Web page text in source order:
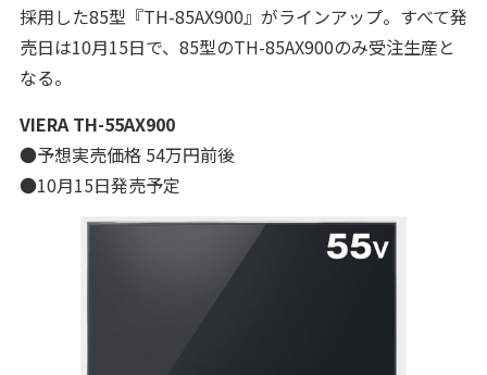
採用した85型『TH-85AX900』がラインアップ。すべて発
売日は10月15日で、85型のTH-85AX900のみ受注生産と
なる。
VIERA TH-55AX900
●予想実売価格 54万円前後
●10月15日発売予定